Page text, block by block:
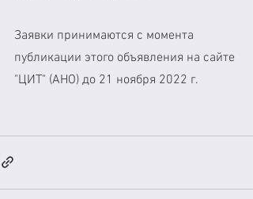
Заявки принимаются с момента
публикации этого объявления на сайте
"ЦИТ" (АНО) до 21 ноября 2022 г.